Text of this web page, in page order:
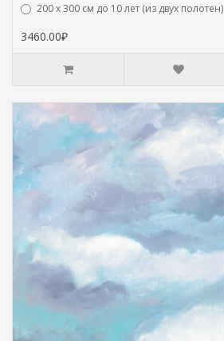
200 х 300 см до 10 лет (из двух полотен)
3460.00₽